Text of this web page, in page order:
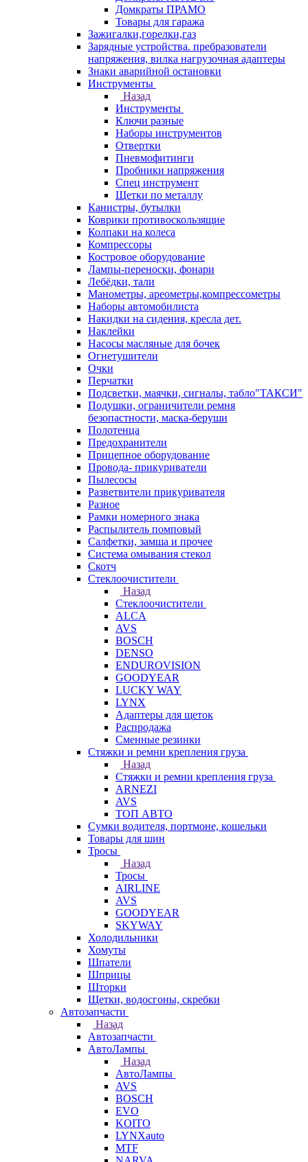
Домкраты ПРАМО
Товары для гаража
Зажигалки,горелки,газ
Зарядные устройства. пребразователи
напряжения, вилка нагрузочная адаптеры
Знаки аварийной остановки
Инструменты
Назад
Инструменты
Ключи разные
Наборы инструментов
Отвертки
Пневмофитинги
Пробники напряжения
Спец инструмент
Щетки по металлу
Канистры, бутылки
Коврики противоскользящие
Колпаки на колеса
Компрессоры
Костровое оборудование
Лампы-переноски, фонари
Лебёдки, тали
Манометры, ареометры,компрессометры
Наборы автомобилиста
Накидки на сидения, кресла дет.
Наклейки
Насосы масляные для бочек
Огнетушители
Очки
Перчатки
Подсветки, маячки, сигналы, табло"ТАКСИ"
Подушки, ограничители ремня
безопастности, маска-беруши
Полотенца
Предохранители
Прицепное оборудование
Провода- прикуриватели
Пылесосы
Разветвители прикуривателя
Разное
Рамки номерного знака
Распылитель помповый
Салфетки, замша и прочее
Система омывания стекол
Скотч
Стеклоочистители
Назад
Стеклоочистители
ALCA
AVS
BOSCH
DENSO
ENDUROVISION
GOODYEAR
LUCKY WAY
LYNX
Адаптеры для щеток
Распродажа
Сменные резинки
Стяжки и ремни крепления груза
Назад
Стяжки и ремни крепления груза
ARNEZI
AVS
ТОП АВТО
Сумки водителя, портмоне, кошельки
Товары для шин
Тросы
Назад
Тросы
AIRLINE
AVS
GOODYEAR
SKYWAY
Холодильники
Хомуты
Шпатели
Шприцы
Шторки
Щетки, водосгоны, скребки
Автозапчасти
Назад
Автозапчасти
АвтоЛампы
Назад
АвтоЛампы
AVS
BOSCH
EVO
KOITO
LYNXauto
MTF